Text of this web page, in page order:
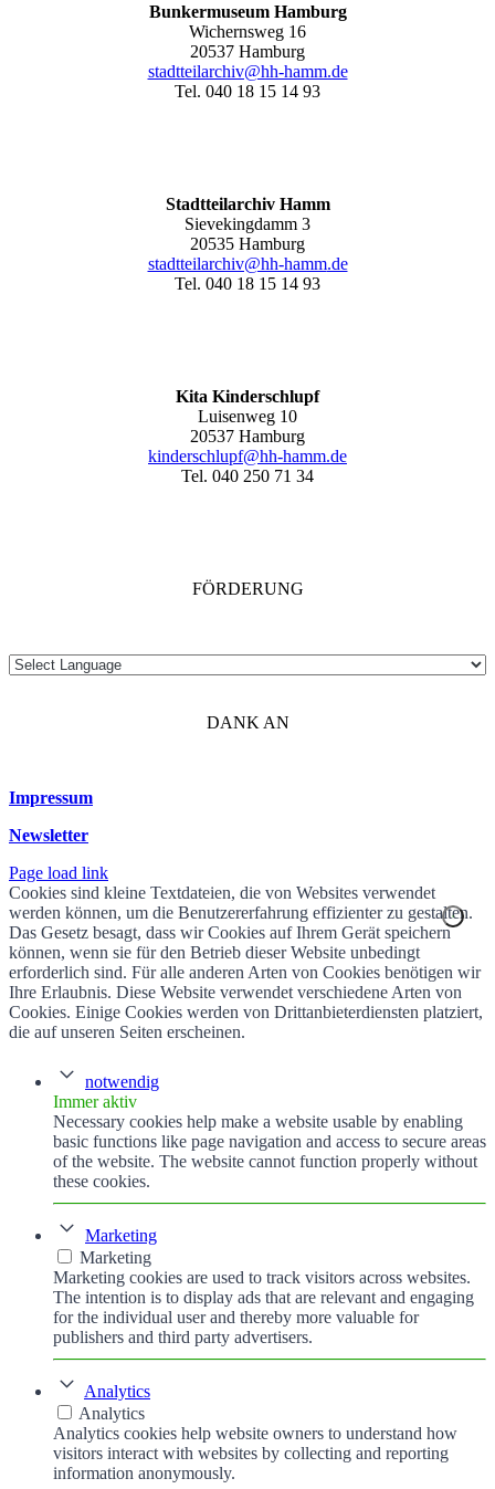
Bunkermuseum Hamburg
Wichernsweg 16
20537 Hamburg
stadtteilarchiv@hh-hamm.de
Tel. 040 18 15 14 93
Stadtteilarchiv Hamm
Sievekingdamm 3
20535 Hamburg
stadtteilarchiv@hh-hamm.de
Tel. 040 18 15 14 93
Kita Kinderschlupf
Luisenweg 10
20537 Hamburg
kinderschlupf@hh-hamm.de
Tel. 040 250 71 34
FÖRDERUNG
DANK AN
Impressum
Newsletter
Page load link
Cookies sind kleine Textdateien, die von Websites verwendet
werden können, um die Benutzererfahrung effizienter zu gestalten.
Das Gesetz besagt, dass wir Cookies auf Ihrem Gerät speichern
können, wenn sie für den Betrieb dieser Website unbedingt
erforderlich sind. Für alle anderen Arten von Cookies benötigen wir
Ihre Erlaubnis. Diese Website verwendet verschiedene Arten von
Cookies. Einige Cookies werden von Drittanbieterdiensten platziert,
die auf unseren Seiten erscheinen.
notwendig
Immer aktiv
Necessary cookies help make a website usable by enabling
basic functions like page navigation and access to secure areas
of the website. The website cannot function properly without
these cookies.
Marketing
Marketing
Marketing cookies are used to track visitors across websites.
The intention is to display ads that are relevant and engaging
for the individual user and thereby more valuable for
publishers and third party advertisers.
Analytics
Analytics
Analytics cookies help website owners to understand how
visitors interact with websites by collecting and reporting
information anonymously.